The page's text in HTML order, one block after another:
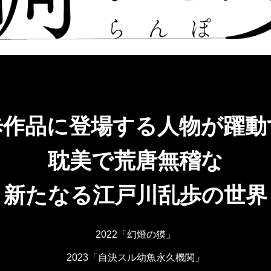
品に登場する人物が躍
耽美で荒唐無稽な
新たなる江戸川乱歩の世界
2022「幻燈の獏」
2023「自決スル幼魚永久機関」